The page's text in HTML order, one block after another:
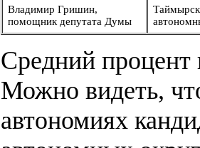
Владимир Гришин,
помощник депутата Думы
Средний процент
Можно видеть,
автономиях